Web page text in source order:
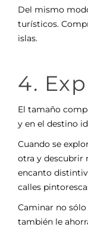
Del mismo
turísticos.
islas.
4.
El tamaño
y en el destino
Cuando se
otra y descubrir
encanto
calles
Caminar no
también le